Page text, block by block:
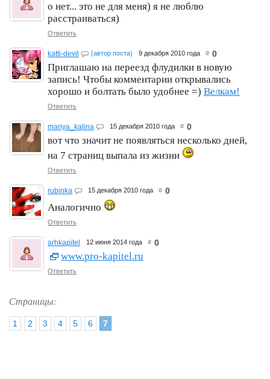
о нет... это не для меня) я не люблю
расстраиваться)
Ответить
katti-devil (автор поста) 9 декабря 2010 года # 0
Приглашаю на переезд флудилки в новую
запись! Чтобы комментарии открывались
хорошо и болтать было удобнее =) Велкам!
Ответить
mariya_kalina 15 декабря 2010 года # 0
вот что значит не появляться несколько дней,
на 7 страниц выпала из жизни
Ответить
rubinka 15 декабря 2010 года # 0
Аналогично
Ответить
arhkapitel 12 июня 2014 года # 0
www.pro-kapitel.ru
Ответить
Страницы:
1 2 3 4 5 6 7